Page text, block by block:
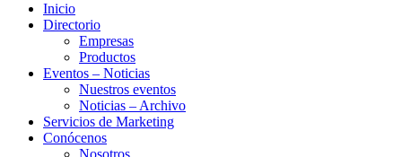
Inicio
Directorio
Empresas
Productos
Eventos – Noticias
Nuestros eventos
Noticias – Archivo
Servicios de Marketing
Conócenos
Nosotros